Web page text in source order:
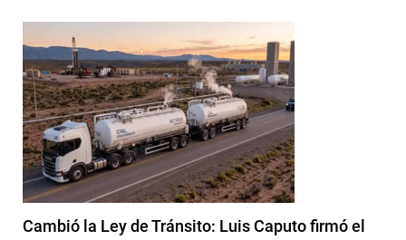
Cambió la Ley de Tránsito: Luis Caputo firmó el